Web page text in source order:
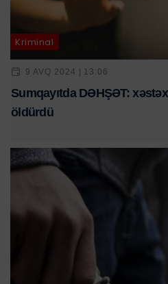
Kriminal
9 AVQ 2024 | 13:06
Sumqayıtda DƏHŞƏT:
öldürdü